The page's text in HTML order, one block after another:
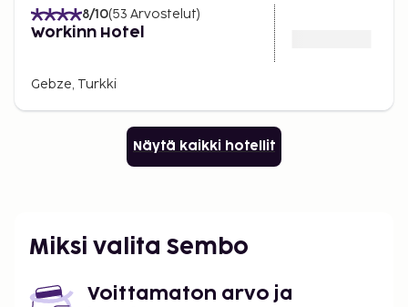
8/10(53 Arvostelut)
Workinn Hotel
Gebze, Turkki
Näytä kaikki hotellit
Miksi valita Sembo
Voittamaton arvo ja